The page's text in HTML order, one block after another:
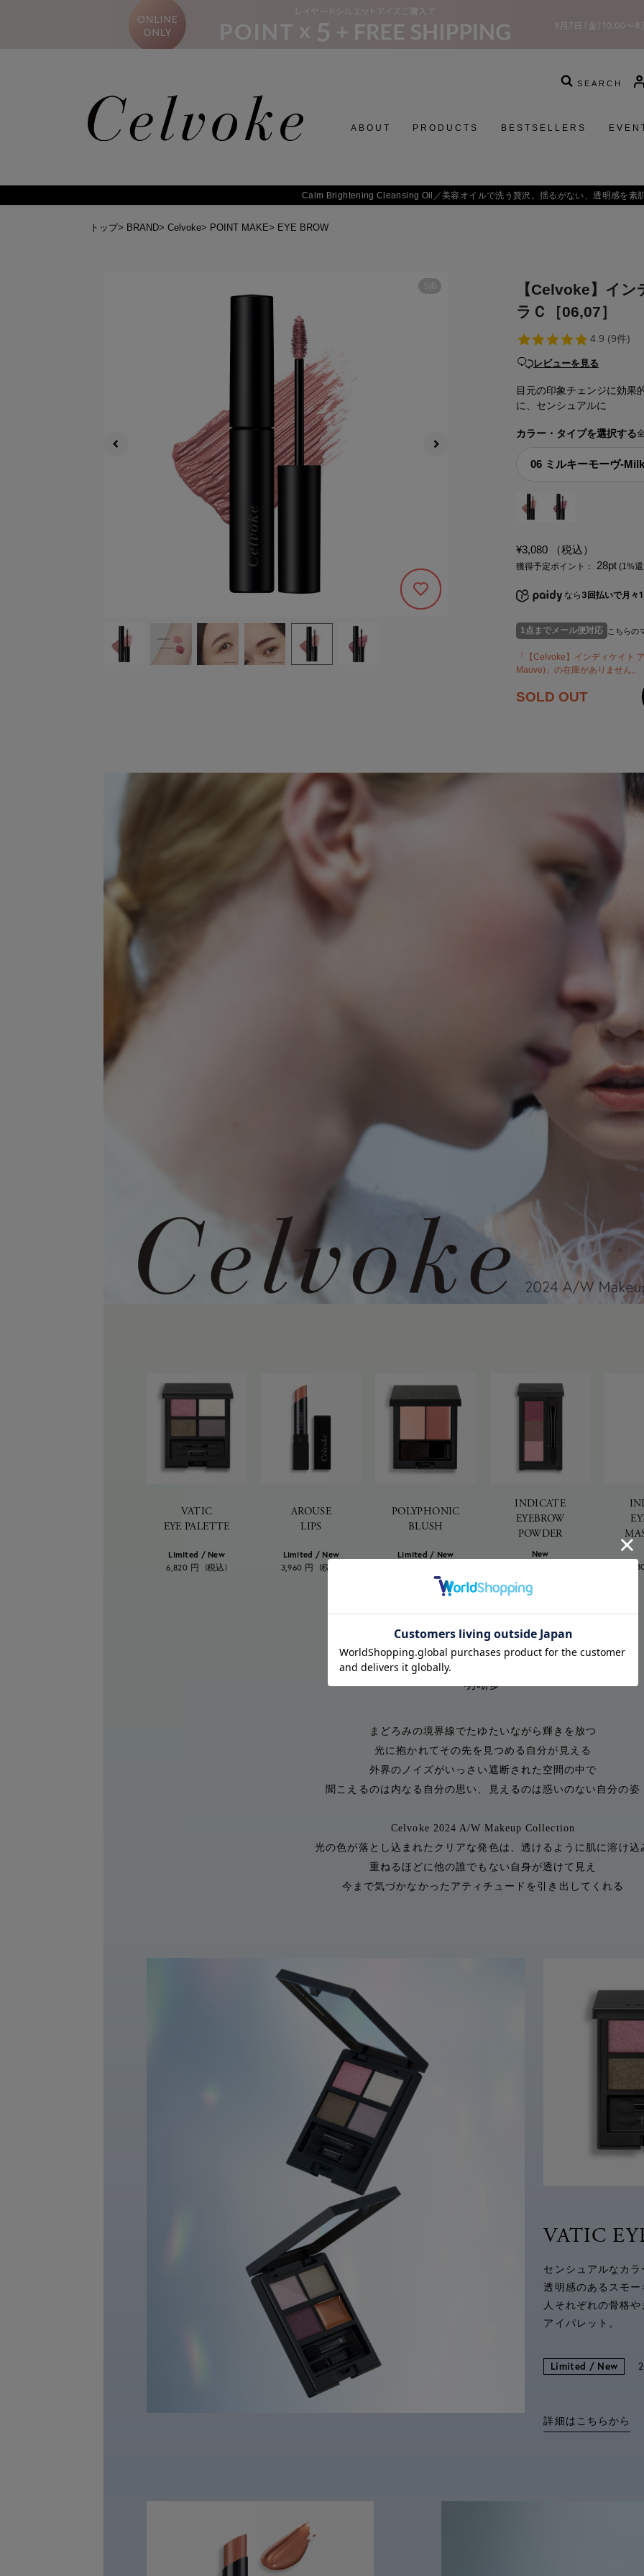
SEARCH
ABOUT PRODUCTS BESTSELLERS
お得な定期購入コースはこちら
トップ> BRAND> Celvoke> POINT MAKE> EYE BROW
5 6
221
【Celvoke】イ
ラＣ［06,07］
レビューを見る
目元の印象チェンジに効果
に、センシュアルに
カラー・タイプを選択する
¥3,080 （税込）
獲得予定ポイント： 28pt (1%
なら 3回払いで月々
1点までメール便対応 こちらの
「【Celvoke】インディケイト
Mauve)」の在庫がありません。
SOLD OUT
VATIC
EYE PALETTE
Limited / New
6,820 円 (税込)
AROUSE
LIPS
Limited / New
3,960 円 (税込)
POLYPHONIC
BLUSH
Limited / New
INDICATE
EYEBROW
POWDER
New
Lucid Dreaming
―明晰夢―
まどろみの境界線でたゆたいながら輝きを放つ
光に抱かれてその先を見つめる自分が見える
外界のノイズがいっさい遮断された空間の中で
聞こえるのは内なる自分の思い、
見えるのは惑いのない自分の姿
Celvoke 2024 A/W Makeup Collection
光の色が落とし込まれたクリアな発色は、 透けるように肌に溶け込
重ねるほどに他の誰でもない自身が透けて見え
今まで気づかなかった アティチュードを引き出してくれる
VATIC
センシュアルなカ
透明感のあるスモ
人それぞれの骨格
アイパレット。
Limited / New
詳細はこちらから